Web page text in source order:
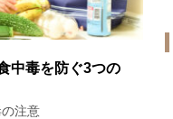
中毒を防ぐ3つの
注意